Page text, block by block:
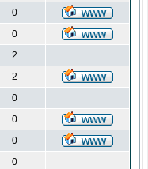
0
0
2
2
0
0
0
0